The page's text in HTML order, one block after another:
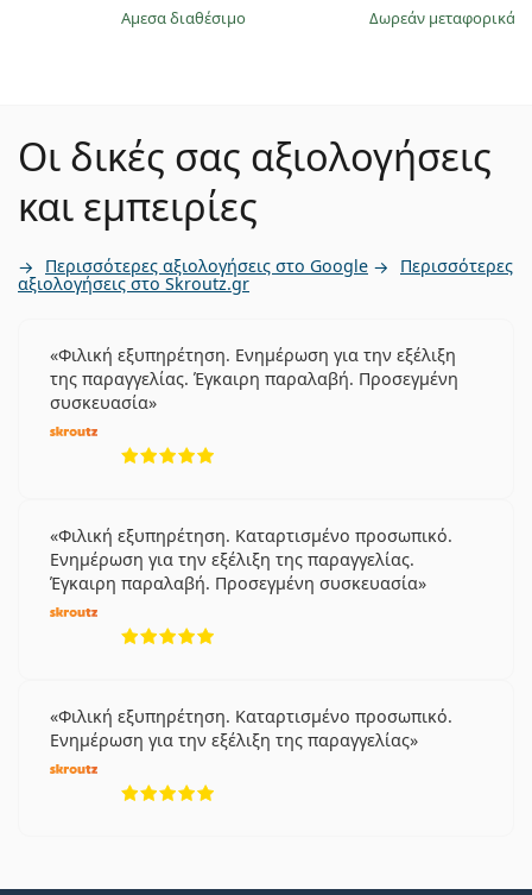
άμεσα διαθέσιμο Δωρεάν μεταφορικά
Οι δικές σας αξιολογήσεις
και εμπειρίες
Περισσότερες αξιολογήσεις στο Google Περισσότερες
αξιολογήσεις στο Skroutz.gr
Φιλική εξυπηρέτηση. Ενημέρωση για την εξέλιξη
της παραγγελίας. Έγκαιρη παραλαβή. Προσεγμένη
συσκευασία
Φιλική εξυπηρέτηση. Καταρτισμένο προσωπικό.
Ενημέρωση για την εξέλιξη της παραγγελίας.
Έγκαιρη παραλαβή. Προσεγμένη συσκευασία
Φιλική εξυπηρέτηση. Καταρτισμένο προσωπικό.
Ενημέρωση για την εξέλιξη της παραγγελίας